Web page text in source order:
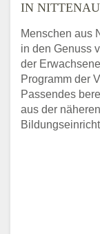
IN NITTENAU
Menschen aus
in den Genuss
der
Programm der
Passendes
aus der